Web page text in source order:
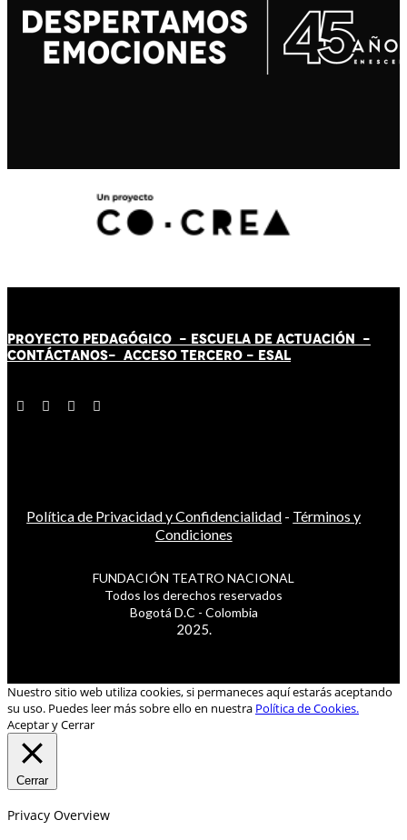
PROYECTO PEDAGÓGICO - ESCUELA DE ACTUACIÓN -
CONTÁCTANOS- ACCESO TERCERO - ESAL
Política de Privacidad y Confidencialidad - Términos y
Condiciones
FUNDACIÓN TEATRO NACIONAL
Todos los derechos reservados
Bogotá D.C - Colombia
2025.
Nuestro sitio web utiliza cookies, si permaneces aquí estarás aceptando
su uso. Puedes leer más sobre ello en nuestra Política de Cookies.
Aceptar y Cerrar
Cerrar
Privacy Overview